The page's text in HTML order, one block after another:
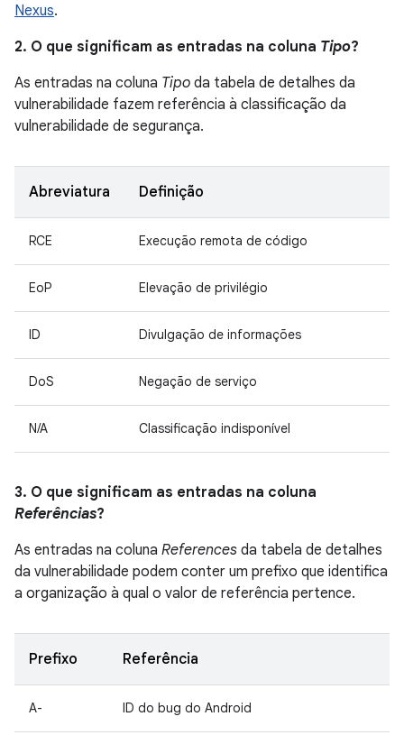
Nexus.
2. O que significam as entradas na coluna Tipo?
As entradas na coluna Tipo da tabela de detalhes da
vulnerabilidade fazem referência à classificação da
vulnerabilidade de segurança.
Abreviatura Definição
RCE Execução remota de código
EoP Elevação de privilégio
ID Divulgação de informações
DoS Negação de serviço
N/A Classificação indisponível
3. O que significam as entradas na coluna
Referências?
As entradas na coluna References da tabela de detalhes
da vulnerabilidade podem conter um prefixo que identifica
a organização à qual o valor de referência pertence.
Prefixo Referência
A- ID do bug do Android